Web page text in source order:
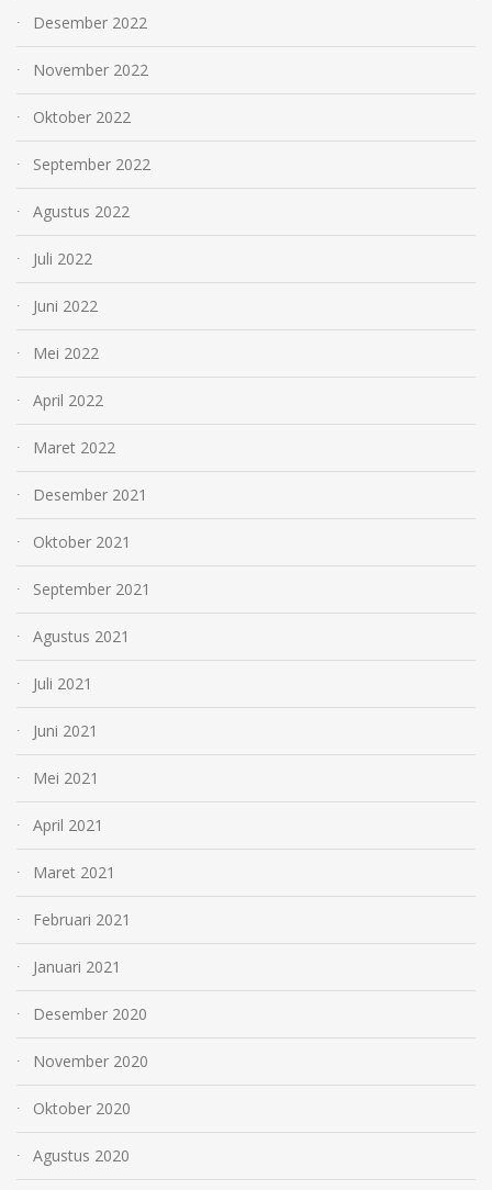
Desember 2022
November 2022
Oktober 2022
September 2022
Agustus 2022
Juli 2022
Juni 2022
Mei 2022
April 2022
Maret 2022
Desember 2021
Oktober 2021
September 2021
Agustus 2021
Juli 2021
Juni 2021
Mei 2021
April 2021
Maret 2021
Februari 2021
Januari 2021
Desember 2020
November 2020
Oktober 2020
Agustus 2020